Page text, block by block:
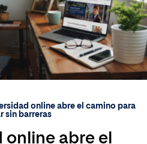
online abre el camino para
sin barreras
online abre el